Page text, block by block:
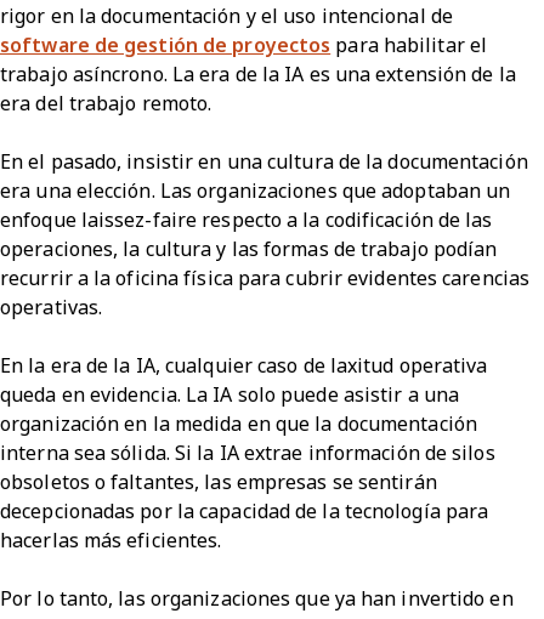
rigor en la documentación y el uso intencional de
software de gestión de proyectos para habilitar el
trabajo asíncrono. La era de la IA es una extensión de la
era del trabajo remoto.
En el pasado, insistir en una cultura de la documentación
era una elección. Las organizaciones que adoptaban un
enfoque laissez-faire respecto a la codificación de las
operaciones, la cultura y las formas de trabajo podían
recurrir a la oficina física para cubrir evidentes carencias
operativas.
En la era de la IA, cualquier caso de laxitud operativa
queda en evidencia. La IA solo puede asistir a una
organización en la medida en que la documentación
interna sea sólida. Si la IA extrae información de silos
obsoletos o faltantes, las empresas se sentirán
decepcionadas por la capacidad de la tecnología para
hacerlas más eficientes.
Por lo tanto, las organizaciones que ya han invertido en